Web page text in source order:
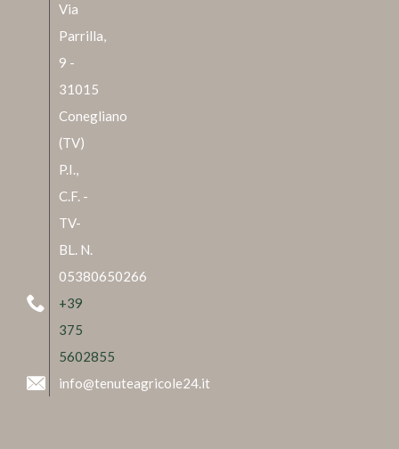
Via
Parrilla,
9 -
31015
Conegliano
(TV)
P.I.,
C.F. -
TV-
BL. N.
05380650266
+39
375
5602855
info@tenuteagricole24.it